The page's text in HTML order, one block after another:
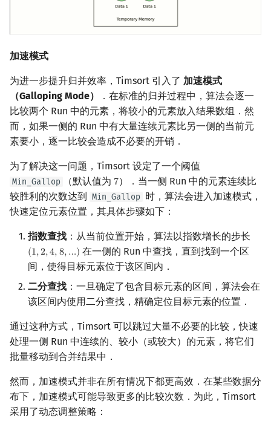
加速模式
为进一步提升归并效率，Timsort 引入了 加速模式
（Galloping Mode）
．在标准的归并过程中，算法会逐一
比较两个 Run 中的元素，将较小的元素放入结果数组．然
而，如果一侧的 Run 中有大量连续元素比另一侧的当前元
素要小，逐一比较会造成不必要的开销．
为了解决这一问题，Timsort 设定了一个阈值
Min_Gallop （默认值为 7
7）．当一侧 Run 中的元素连续比
较胜利的次数达到
Min_Gallop 时，算法会进入加速模式，
快速定位元素位置，其具体步骤如下：
指数查找 ：从当前位置开始，算法以指数增长的步长
(1,2,4,8,…)
(1,2,4,8 ,… )
在一侧的 Run 中查找，直到找到一个区
间，使得目标元素位于该区间内．
二分查找 ：一旦确定了包含目标元素的区间，算法会在
该区间内使用二分查找，精确定位目标元素的位置．
通过这种方式，Timsort 可以跳过大量不必要的比较，快速
处理一侧 Run 中连续的、较小（或较大）的元素，将它们
批量移动到合并结果中．
然而，加速模式并非在所有情况下都更高效．在某些数据分
布下，加速模式可能导致更多的比较次数．为此，Timsort
采用了动态调整策略：